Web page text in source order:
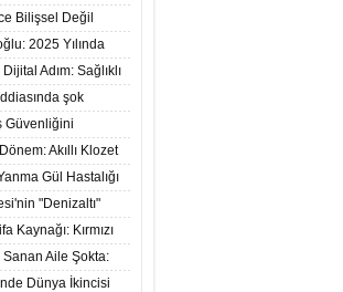
2026/30
Bilişsel Değil
Yaşıyor
2025 Yılında
Eğitimi Verildi
Adım: Sağlıklı
Hizmeti
şok
Güvenliğini
Sürüş Süresi 53
Akıllı Klozet
Tespit
Gül Hastalığı
"Denizaltı"
Oluyor
Kaynağı: Kırmızı
Aile Şokta:
Geçirdi
Dünya İkincisi